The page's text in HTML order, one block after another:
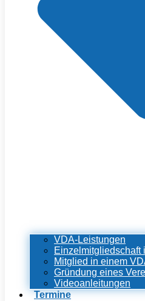
VDA-Leistungen
Einzelmitgliedschaft
Mitglied in einem
Gründung eines
Videoanleitungen
Termine